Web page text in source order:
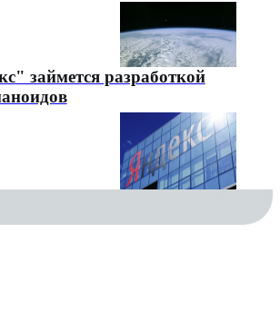
займется разработкой